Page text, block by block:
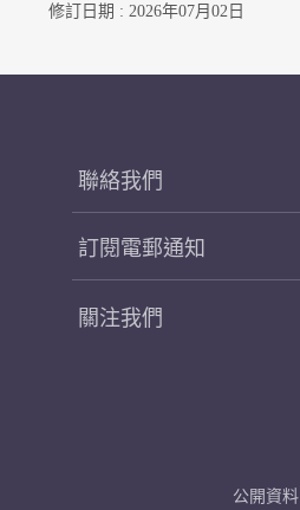
修訂日期 : 2026年07月02日
聯絡我們
訂閱電郵通知
關注我們
公開資料